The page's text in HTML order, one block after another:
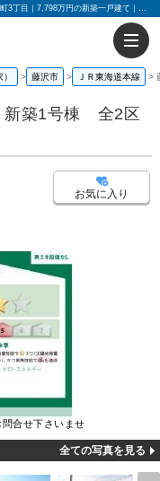
藤沢市辻堂新町5期 新築1号棟 全2区画 神奈川県藤沢市辻堂新町3丁目｜7,798万円の新築一戸建て｜センチュリー21富士ハウジング
藤沢市 ＪＲ東海道本線
築1号棟 全2区
お気に入り
合せ下さいませ
全ての写真を見る